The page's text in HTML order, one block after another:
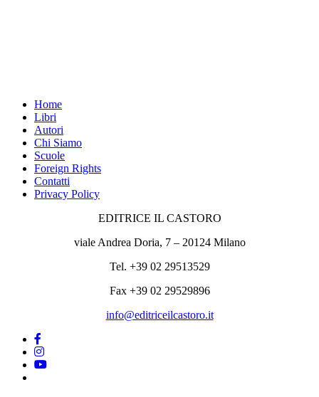
Home
Libri
Autori
Chi Siamo
Scuole
Foreign Rights
Contatti
Privacy Policy
EDITRICE IL CASTORO
viale Andrea Doria, 7 – 20124 Milano
Tel. +39 02 29513529
Fax +39 02 29529896
info@editriceilcastoro.it